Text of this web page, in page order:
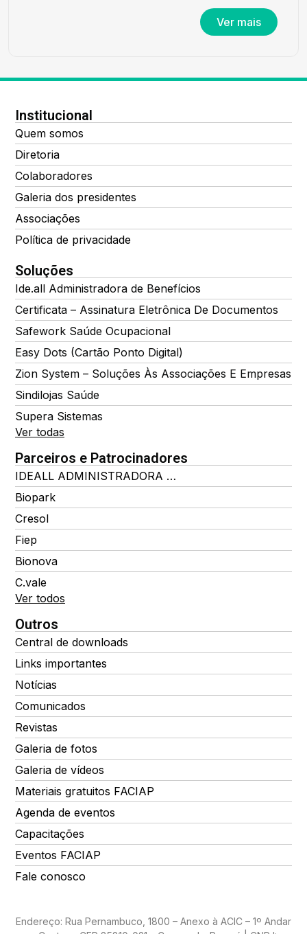
Ver mais
Institucional
Quem somos
Diretoria
Colaboradores
Galeria dos presidentes
Associações
Política de privacidade
Soluções
Ide.all Administradora de Benefícios
Certificata – Assinatura Eletrônica De Documentos
Safework Saúde Ocupacional
Easy Dots (Cartão Ponto Digital)
Zion System – Soluções Às Associações E Empresas
Sindilojas Saúde
Supera Sistemas
Ver todas
Parceiros e Patrocinadores
IDEALL ADMINISTRADORA DE BENEFÍCIOS
Biopark
Cresol
Fiep
Bionova
C.vale
Ver todos
Outros
Central de downloads
Links importantes
Notícias
Comunicados
Revistas
Galeria de fotos
Galeria de vídeos
Materiais gratuitos FACIAP
Agenda de eventos
Capacitações
Eventos FACIAP
Fale conosco
Endereço: Rua Pernambuco, 1800 – Anexo à ACIC – 1º Andar